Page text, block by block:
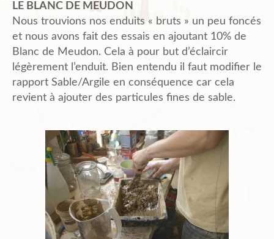
LE BLANC DE MEUDON
Nous trouvions nos enduits « bruts » un peu foncés
et nous avons fait des essais en ajoutant 10% de
Blanc de Meudon. Cela à pour but d’éclaircir
légèrement l’enduit. Bien entendu il faut modifier le
rapport Sable/Argile en conséquence car cela
revient à ajouter des particules fines de sable.